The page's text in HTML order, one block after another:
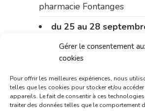
Gérer le consentement
cookies
Pour offrir les meilleures expériences, nous
telles que les cookies pour stocker et/ou
appareils. Le fait de consentir à ces
traiter des données telles que le comportement
pharmacie Fontanges
du 25 au 28
pharmacie du marché (2
Aristide Briand)
Du 28 septembre au
octobre :pharmacie
Dumas (La Fouillade)